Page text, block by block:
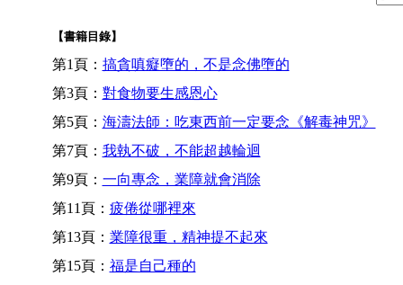
【書籍目錄】
第1頁： 搞貪嗔癡墮的，不是念佛墮的
第3頁： 對食物要生感恩心
第5頁： 海濤法師：吃東西前一定要念《解毒神咒》
第7頁： 我執不破，不能超越輪迴
第9頁： 一向專念，業障就會消除
第11頁： 疲倦從哪裡來
第13頁： 業障很重，精神提不起來
第15頁： 福是自己種的